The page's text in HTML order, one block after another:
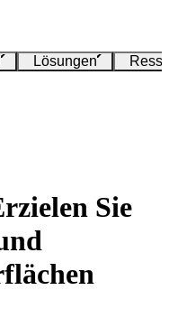
Lösungen
Sie